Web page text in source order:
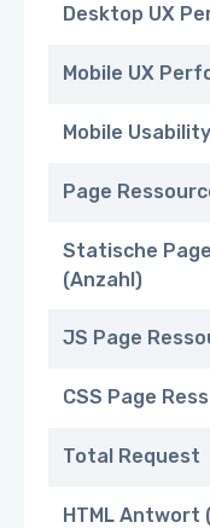
Desktop UX
Mobile UX
Mobile
Page
Statische
(Anzahl)
JS Page
CSS Page
Total Request
HTML Antwort